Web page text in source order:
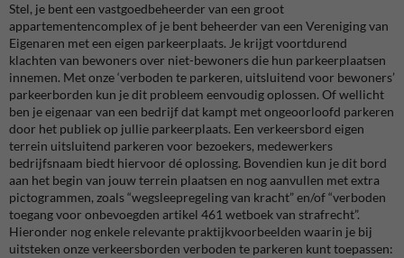
Stel, je bent een vastgoedbeheerder van een groot
appartementencomplex of je bent beheerder van een Vereniging van
Eigenaren met een eigen parkeerplaats. Je krijgt voortdurend
klachten van bewoners over niet-bewoners die hun parkeerplaatsen
innemen. Met onze ‘verboden te parkeren, uitsluitend voor bewoners’
parkeerborden kun je dit probleem eenvoudig oplossen. Of wellicht
ben je eigenaar van een bedrijf dat kampt met ongeoorloofd parkeren
door het publiek op jullie parkeerplaats. Een verkeersbord eigen
terrein uitsluitend parkeren voor bezoekers, medewerkers
bedrijfsnaam biedt hiervoor dé oplossing. Bovendien kun je dit bord
aan het begin van jouw terrein plaatsen en nog aanvullen met extra
pictogrammen, zoals “wegsleepregeling van kracht” en/of “verboden
toegang voor onbevoegden artikel 461 wetboek van strafrecht”.
Hieronder nog enkele relevante praktijkvoorbeelden waarin je bij
uitsteken onze verkeersborden verboden te parkeren kunt toepassen: